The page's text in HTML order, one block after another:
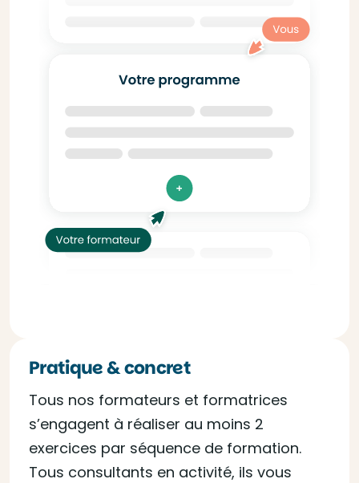
Pratique & concret
Tous nos formateurs et formatrices
s’engagent à réaliser au moins 2
exercices par séquence de formation.
Tous consultants en activité, ils vous